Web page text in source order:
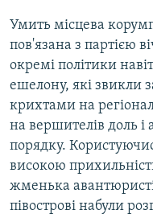
Умить місцева
пов'язана з партією
окремі політики
ешелону, які звикли
крихтами на
на вершителів доль і
порядку.
високою
жменька
півострові набули